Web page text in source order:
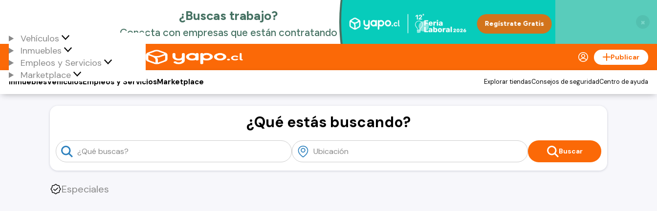
×
Vehículos
Inmuebles
Empleos y Servicios
Marketplace
Publicar
Vehículos
Inmuebles Empleos y ServiciosMarketplace Explorar tiendasConsejos de seguridadCentro de ayuda
¿Qué estás buscando?
Buscar
Especiales